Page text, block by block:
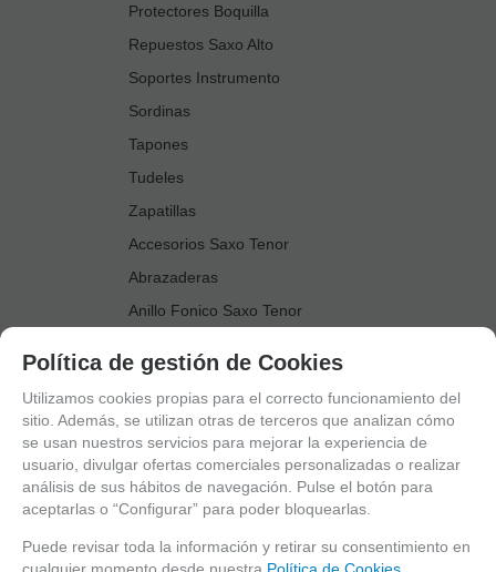
Protectores Boquilla
Repuestos Saxo Alto
Soportes Instrumento
Sordinas
Tapones
Tudeles
Zapatillas
Accesorios Saxo Tenor
Abrazaderas
Anillo Fonico Saxo Tenor
Boquillas
Boquilleros
Cañas
Cortacañas
Deflector Saxo Tenor
Política de gestión de Cookies
Utilizamos cookies propias para el correcto funcionamiento del
sitio. Además, se utilizan otras de terceros que analizan cómo
se usan nuestros servicios para mejorar la experiencia de
usuario, divulgar ofertas comerciales personalizadas o realizar
análisis de sus hábitos de navegación. Pulse el botón para
aceptarlas o “Configurar” para poder bloquearlas.
Puede revisar toda la información y retirar su consentimiento en